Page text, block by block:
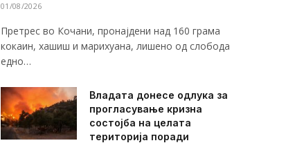
01/08/2026
Претрес во Кочани, пронајдени над 160 грама
кокаин, хашиш и марихуана, лишено од слобода
едно…
Владата донесе одлука за
прогласување кризна
состојба на целата
територија поради